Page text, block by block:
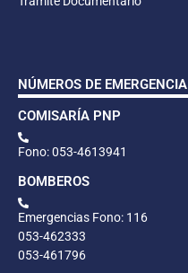
NÚMEROS DE EMERGENCIA
COMISARÍA PNP
Fono: 053-4613941
BOMBEROS
Emergencias Fono: 116
053-462333
053-461796